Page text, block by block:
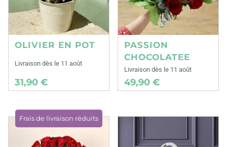
OLIVIER EN POT
Livraison dès le 11 août
31,90 €
PASSION
CHOCOLATEE
Livraison dès le 11 août
49,90 €
Frais de livraison réduits